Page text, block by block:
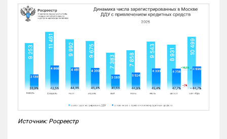
Источник: Росреестр